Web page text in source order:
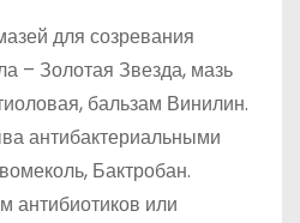
для созревания
– Золотая Звезда, мазь
бальзам Винилин.
антибактериальными
Бактробан.
антибиотиков или